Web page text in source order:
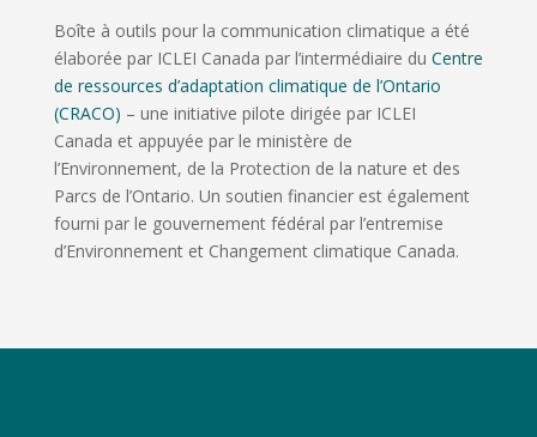
Boîte à outils pour la communication climatique a été
élaborée par ICLEI Canada par l’intermédiaire du Centre
de ressources d’adaptation climatique de l’Ontario
(CRACO) – une initiative pilote dirigée par ICLEI
Canada et appuyée par le ministère de
l’Environnement, de la Protection de la nature et des
Parcs de l’Ontario. Un soutien financier est également
fourni par le gouvernement fédéral par l’entremise
d’Environnement et Changement climatique Canada.